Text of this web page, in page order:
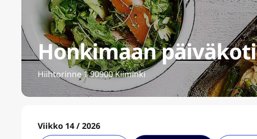
Honkimaan päiväkoti
Hiihtorinne 1 90900 Kiiminki
Viikko 14 / 2026